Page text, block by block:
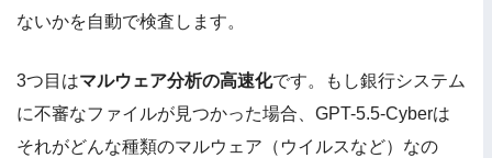
ないかを自動で検査します。
3つ目はマルウェア分析の高速化です。もし銀行システム
に不審なファイルが見つかった場合、GPT-5.5-Cyberは
それがどんな種類のマルウェア（ウイルスなど）なの